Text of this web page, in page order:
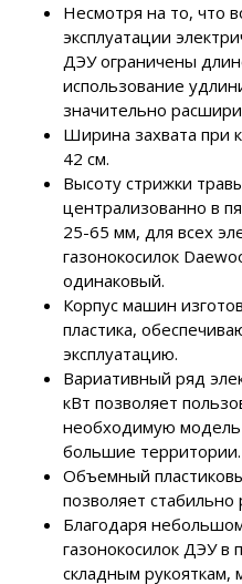
Несмотря на то, что
эксплуатации
ДЭУ ограничены
использование
значительно
Ширина захвата при
42 см.
Высоту стрижки
централизованно в
25-65 мм, для всех
газонокосилок
одинаковый.
Корпус машин
пластика,
эксплуатацию.
Вариативный ряд
кВт позволяет
необходимую
большие территории.
Объемный
позволяет
Благодаря
газонокосилок ДЭУ в
складным